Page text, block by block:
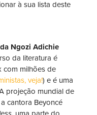
à sua lista deste
Ngozi Adichie
da literatura é
com milhões de
veja!) e é uma
projeção mundial de
cantora Beyoncé